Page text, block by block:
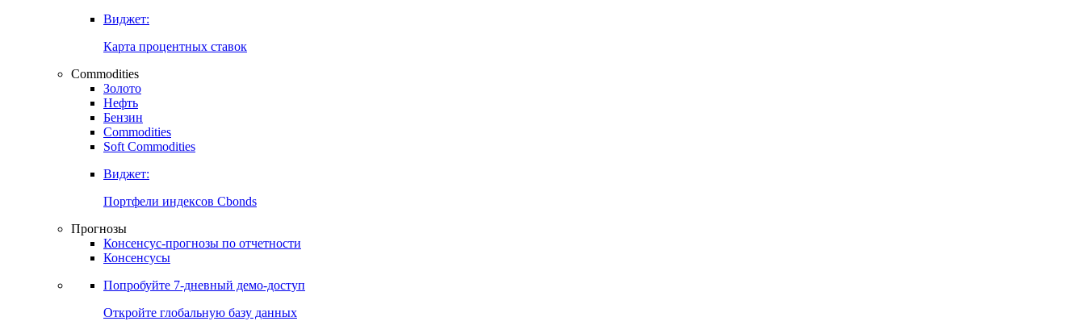
Виджет:
Карта процентных ставок
Commodities
Золото
Нефть
Бензин
Commodities
Soft Commodities
Виджет:
Портфели индексов Cbonds
Прогнозы
Консенсус-прогнозы по отчетности
Консенсусы
Попробуйте 7-дневный демо-доступ
Откройте глобальную базу данных